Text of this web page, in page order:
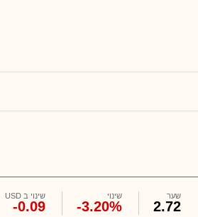
שער
2.72
שינוי
-3.20%
שינוי ב USD
-0.09